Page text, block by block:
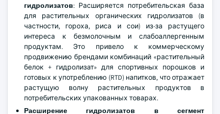
гидролизатов: Расширяется потребительская база
для растительных органических гидролизатов (в
частности, гороха, риса и сои) из-за растущего
интереса к безмолочным и слабоаллергенным
продуктам. Это привело к коммерческому
продвижению брендами комбинаций «растительный
белок + гидролизат» для спортивных порошков и
готовых к употреблению (RTD) напитков, что отражает
растущую волну растительных продуктов в
потребительских упакованных товарах.
Расширение гидролизатов в сегмент